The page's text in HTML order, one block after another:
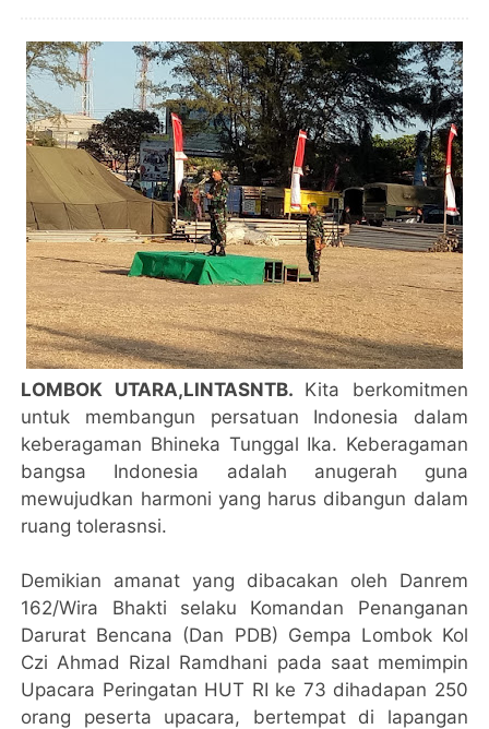
LOMBOK UTARA,LINTASNTB. Kita berkomitmen
untuk membangun persatuan Indonesia dalam
keberagaman Bhineka Tunggal Ika. Keberagaman
bangsa Indonesia adalah anugerah guna
mewujudkan harmoni yang harus dibangun dalam
ruang tolerasnsi.
Demikian amanat yang dibacakan oleh Danrem
162/Wira Bhakti selaku Komandan Penanganan
Darurat Bencana (Dan PDB) Gempa Lombok Kol
Czi Ahmad Rizal Ramdhani pada saat memimpin
Upacara Peringatan HUT RI ke 73 dihadapan 250
orang peserta upacara, bertempat di lapangan